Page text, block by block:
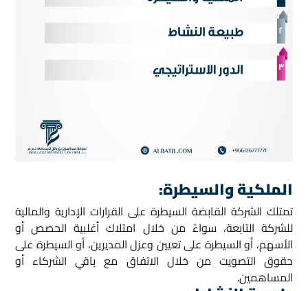
الملكية والسيطرة:
تمتلك الشركة القابضة السيطرة على القرارات الإدارية والمالية
للشركة التابعة، سواءً من خلال امتلاك أغلبية الحصص أو
الأسهم، أو السيطرة على تعيين وعزل المديرين، أو السيطرة على
حقوق التصويت من خلال الاتفاق مع باقي الشركاء أو
المساهمين.